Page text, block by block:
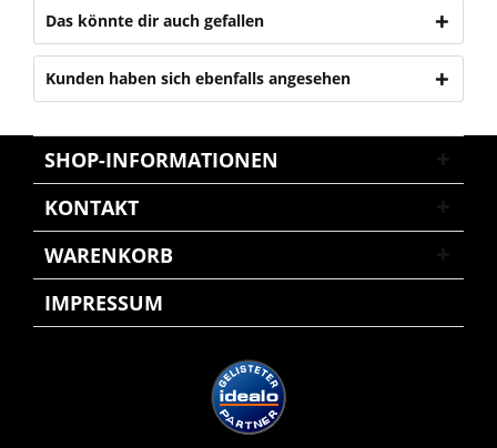
Das könnte dir auch gefallen
Kunden haben sich ebenfalls angesehen
SHOP-INFORMATIONEN
KONTAKT
WARENKORB
IMPRESSUM